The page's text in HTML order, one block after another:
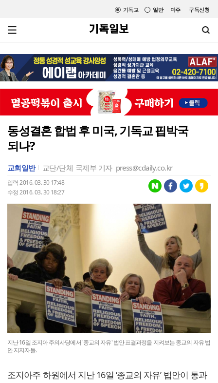
미주 구독신청
일반
기독교
동성결혼 합법 후 미국, 기독교 핍박국
되나?
교회일반 교단/단체 국제부 기자 press@cdaily.co.kr
입력 2016. 03. 30 17:48
수정 2016. 03. 30 18:27
지난 16일 조지아 주의사당에서 '종교의 자유' 법안 표결과정을 지켜보는 종교의 자유 법
안 지지자들.
조지아주 하원에서 지난 16일 ‘종교의 자유’ 법안이 통과